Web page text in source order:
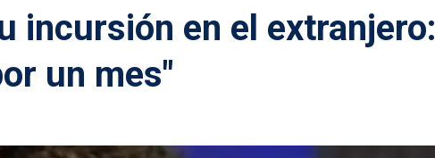
incursión en el extranjero:
un mes"